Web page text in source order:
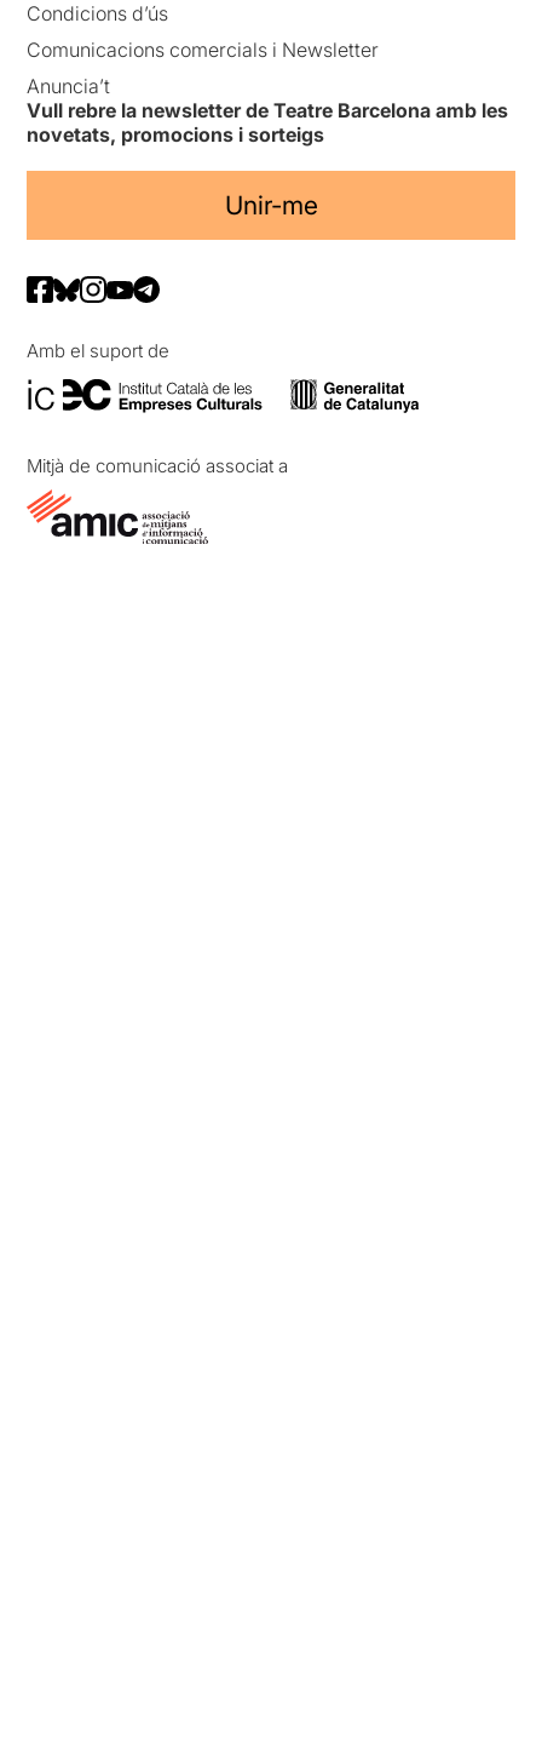
Condicions d’ús
Comunicacions comercials i Newsletter
Anuncia’t
Vull rebre la newsletter de Teatre Barcelona amb les
novetats, promocions i sorteigs
Unir-me
Amb el suport de
Mitjà de comunicació associat a